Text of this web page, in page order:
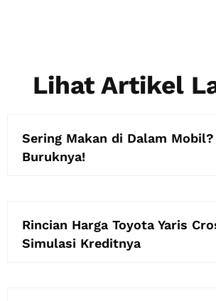
Lihat Artikel
Sering Makan di Dalam
Buruknya!
Rincian Harga Toyota Yaris
Simulasi Kreditnya